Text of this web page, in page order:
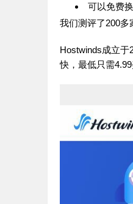
可以免费
我们测评了200多
Hostwinds成立
快，最低只需